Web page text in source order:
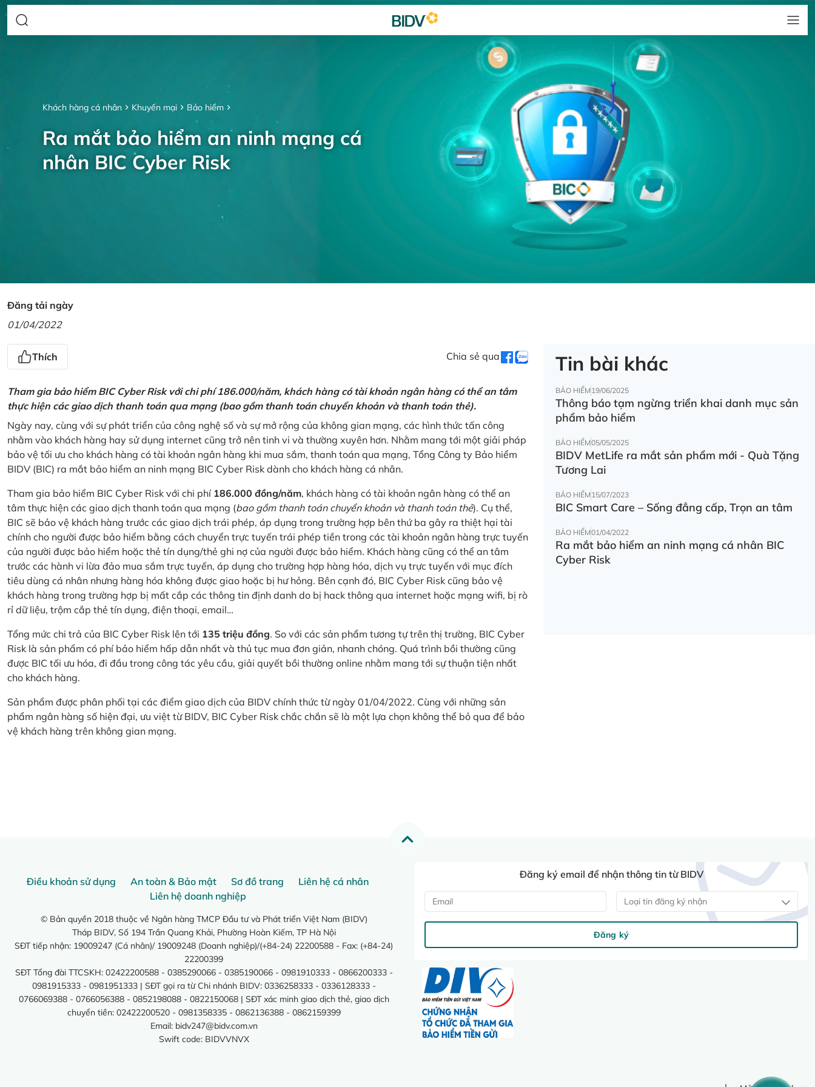
Khách hàng cá nhân Khuyến mại Bảo hiểm
Ra mắt bảo hiểm an ninh mạng cá
nhân BIC Cyber Risk
Đăng tải ngày
01/04/2022
Thích Chia sẻ qua
Tham gia bảo hiểm BIC Cyber Risk với chi phí 186.000/năm, khách hàng có tài khoản ngân hàng có thể an tâm
thực hiện các giao dịch thanh toán qua mạng (bao gồm thanh toán chuyển khoản và thanh toán thẻ).
Ngày nay, cùng với sự phát triển của công nghệ số và sự mở rộng của không gian mạng, các hình thức tấn công
nhằm vào khách hàng hay sử dụng internet cũng trở nên tinh vi và thường xuyên hơn. Nhằm mang tới một giải pháp
bảo vệ tối ưu cho khách hàng có tài khoản ngân hàng khi mua sắm, thanh toán qua mạng, Tổng Công ty Bảo hiểm
BIDV (BIC) ra mắt bảo hiểm an ninh mạng BIC Cyber Risk dành cho khách hàng cá nhân.
Tham gia bảo hiểm BIC Cyber Risk với chi phí 186.000 đồng/năm, khách hàng có tài khoản ngân hàng có thể an
tâm thực hiện các giao dịch thanh toán qua mạng (bao gồm thanh toán chuyển khoản và thanh toán thẻ). Cụ thể,
BIC sẽ bảo vệ khách hàng trước các giao dịch trái phép, áp dụng trong trường hợp bên thứ ba gây ra thiệt hại tài
chính cho người được bảo hiểm bằng cách chuyển trực tuyến trái phép tiền trong các tài khoản ngân hàng trực tuyến
của người được bảo hiểm hoặc thẻ tín dụng/thẻ ghi nợ của người được bảo hiểm. Khách hàng cũng có thể an tâm
trước các hành vi lừa đảo mua sắm trực tuyến, áp dụng cho trường hợp hàng hóa, dịch vụ trực tuyến với mục đích
tiêu dùng cá nhân nhưng hàng hóa không được giao hoặc bị hư hỏng. Bên cạnh đó, BIC Cyber Risk cũng bảo vệ
khách hàng trong trường hợp bị mất cắp các thông tin định danh do bị hack thông qua internet hoặc mạng wifi, bị rò
rỉ dữ liệu, trộm cắp thẻ tín dụng, điện thoại, email…
Tổng mức chi trả của BIC Cyber Risk lên tới 135 triệu đồng. So với các sản phẩm tương tự trên thị trường, BIC Cyber
Risk là sản phẩm có phí bảo hiểm hấp dẫn nhất và thủ tục mua đơn giản, nhanh chóng. Quá trình bồi thường cũng
được BIC tối ưu hóa, đi đầu trong công tác yêu cầu, giải quyết bồi thường online nhằm mang tới sự thuận tiện nhất
cho khách hàng.
Sản phẩm được phân phối tại các điểm giao dịch của BIDV chính thức từ ngày 01/04/2022. Cùng với những sản
phẩm ngân hàng số hiện đại, ưu việt từ BIDV, BIC Cyber Risk chắc chắn sẽ là một lựa chọn không thể bỏ qua để bảo
vệ khách hàng trên không gian mạng.
Tin bài khác
BẢO HIỂM19/06/2025
Thông báo tạm ngừng triển khai danh mục sản
phẩm bảo hiểm
BẢO HIỂM05/05/2025
BIDV MetLife ra mắt sản phẩm mới - Quà Tặng
Tương Lai
BẢO HIỂM15/07/2023
BIC Smart Care – Sống đẳng cấp, Trọn an tâm
BẢO HIỂM01/04/2022
Ra mắt bảo hiểm an ninh mạng cá nhân BIC
Cyber Risk
Điều khoản sử dụng An toàn & Bảo mật Sơ đồ trang
Liên hệ cá nhân
Liên hệ doanh nghiệp
© Bản quyền 2018 thuộc về Ngân hàng TMCP Đầu tư và Phát triển Việt Nam (BIDV)
Tháp BIDV, Số 194 Trần Quang Khải, Phường Hoàn Kiếm, TP Hà Nội
SĐT tiếp nhận: 19009247 (Cá nhân)/ 19009248 (Doanh nghiệp)/(+84-24) 22200588 - Fax: (+84-24)
22200399
SĐT Tổng đài TTCSKH: 02422200588 - 0385290066 - 0385190066 - 0981910333 - 0866200333 -
0981915333 - 0981951333 | SĐT gọi ra từ Chi nhánh BIDV: 0336258333 - 0336128333 -
0766069388 - 0766056388 - 0852198088 - 0822150068 | SĐT xác minh giao dịch thẻ, giao dịch
chuyển tiền: 02422200520 - 0981358335 - 0862136388 - 0862159399
Email: bidv247@bidv.com.vn
Swift code: BIDVVNVX
Đăng ký email để nhận thông tin từ BIDV
Loại tin đăng ký nhận
Đăng ký